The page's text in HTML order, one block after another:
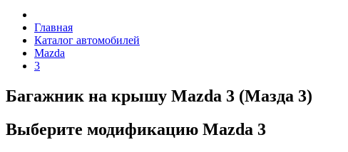
Главная
Каталог автомобилей
Mazda
3
Багажник на крышу Mazda 3 (Мазда 3)
Выберите модификацию Mazda 3